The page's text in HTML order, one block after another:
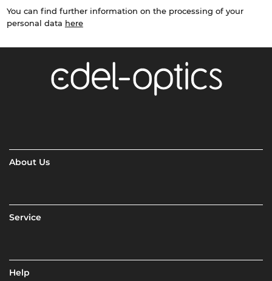
You can find further information on the processing of your
personal data here
About Us
Service
Help